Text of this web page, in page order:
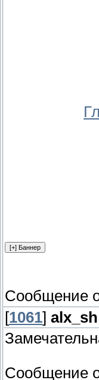
Сообщение
[1061] alx_sh
Сообщение